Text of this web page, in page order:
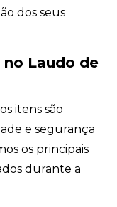
dos seus
Laudo de
itens são
e segurança
os principais
durante a